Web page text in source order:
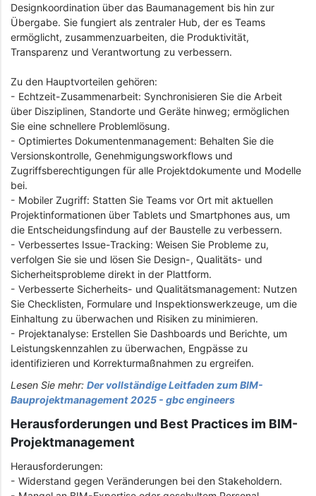
Designkoordination über das Baumanagement bis hin zur
Übergabe. Sie fungiert als zentraler Hub, der es Teams
ermöglicht, zusammenzuarbeiten, die Produktivität,
Transparenz und Verantwortung zu verbessern.
Zu den Hauptvorteilen gehören:
- Echtzeit-Zusammenarbeit: Synchronisieren Sie die Arbeit
über Disziplinen, Standorte und Geräte hinweg; ermöglichen
Sie eine schnellere Problemlösung.
- Optimiertes Dokumentenmanagement: Behalten Sie die
Versionskontrolle, Genehmigungsworkflows und
Zugriffsberechtigungen für alle Projektdokumente und Modelle
bei.
- Mobiler Zugriff: Statten Sie Teams vor Ort mit aktuellen
Projektinformationen über Tablets und Smartphones aus, um
die Entscheidungsfindung auf der Baustelle zu verbessern.
- Verbessertes Issue-Tracking: Weisen Sie Probleme zu,
verfolgen Sie sie und lösen Sie Design-, Qualitäts- und
Sicherheitsprobleme direkt in der Plattform.
- Verbesserte Sicherheits- und Qualitätsmanagement: Nutzen
Sie Checklisten, Formulare und Inspektionswerkzeuge, um die
Einhaltung zu überwachen und Risiken zu minimieren.
- Projektanalyse: Erstellen Sie Dashboards und Berichte, um
Leistungskennzahlen zu überwachen, Engpässe zu
identifizieren und Korrekturmaßnahmen zu ergreifen.
Lesen Sie mehr: Der vollständige Leitfaden zum BIM-
Bauprojektmanagement 2025 - gbc engineers
Herausforderungen und Best Practices im BIM-
Projektmanagement
Herausforderungen:
- Widerstand gegen Veränderungen bei den Stakeholdern.